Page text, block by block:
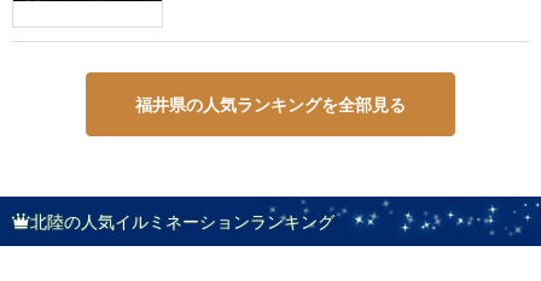
福井県の人気ランキングを全部見る
北陸の人気イルミネーションランキング